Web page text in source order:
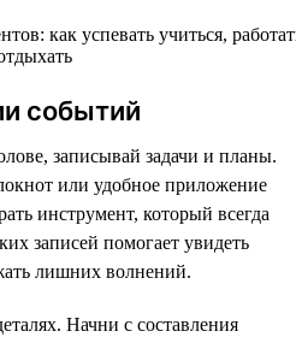
событий
записывай задачи и планы.
или удобное приложение
инструмент, который всегда
записей помогает увидеть
лишних волнений.
Начни с составления